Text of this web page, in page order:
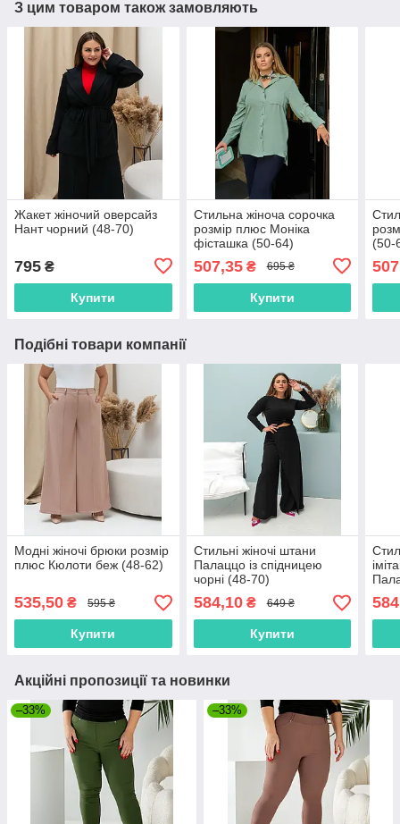
З цим товаром також замовляють
Жакет жіночий оверсайз
Нант чорний (48-70)
795 ₴
Купити
Стильна жіноча сорочка
розмір плюс Моніка
фісташка (50-64)
507,35₴ 695 ₴
Купити
(50-
Подібні товари компанії
Модні жіночі брюки розмір
плюс Кюлоти беж (48-62)
535,50 ₴ 595 ₴
Купити
Стильні жіночі штани
Палаццо із спідницею
чорні (48-70)
584,10₴ 649 ₴
Купити
(48-
Акційні пропозиції та новинки
–33% –33%